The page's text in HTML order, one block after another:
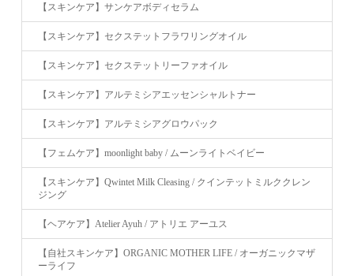
【スキンケア】サンケアボディセラム
【スキンケア】セクステットフラワリングオイル
【スキンケア】セクステットリーファオイル
【スキンケア】アルテミシアエッセンシャルトナー
【スキンケア】アルテミシアグロウパック
【フェムケア】moonlight baby / ムーンライトベイビー
【スキンケア】Qwintet Milk Cleasing / クインテットミルククレン
ジング
【ヘアケア】Atelier Ayuh / アトリエ アーユス
【自社スキンケア】ORGANIC MOTHER LIFE / オーガニックマザ
ーライフ